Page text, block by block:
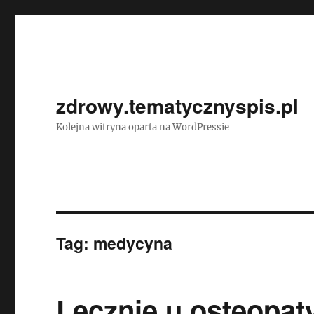
zdrowy.tematycznyspis.pl
Kolejna witryna oparta na WordPressie
Tag: medycyna